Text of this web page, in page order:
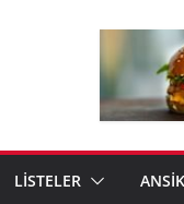
LİSTELER